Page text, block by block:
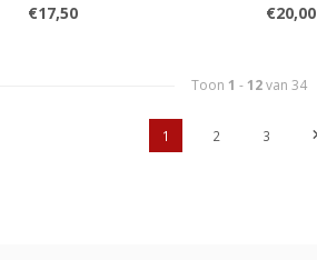
€17,50 €20,00
Toon 1 - 12van 34
1 2 3